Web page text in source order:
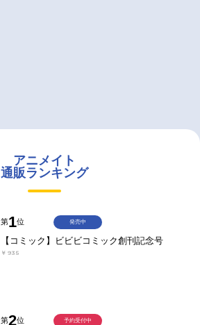
アニメイト
通販ランキング
第1位
【コミック】ビビビコミック創刊記念号
￥935
発売中
第2位 予約受付中